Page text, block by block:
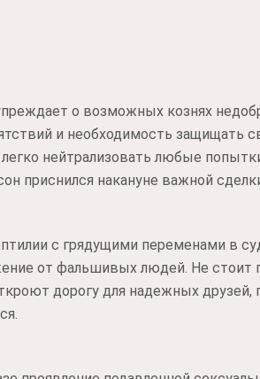
о возможных кознях
и необходимость защищать
нейтрализовать любые
приснился накануне важной
с грядущими переменами в
от фальшивых людей. Не стоит
дорогу для надежных